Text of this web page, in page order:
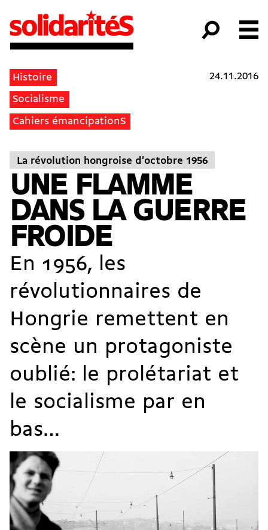
Histoire
Socialisme
Cahiers émancipationS
24.11.2016
La révolution hongroise d'octobre 1956
UNE FLAMME
DANS LA GUERRE
FROIDE
En 1956, les
révolutionnaires de
Hongrie remettent en
scène un protagoniste
oublié: le prolétariat et
le socialisme par en
bas…